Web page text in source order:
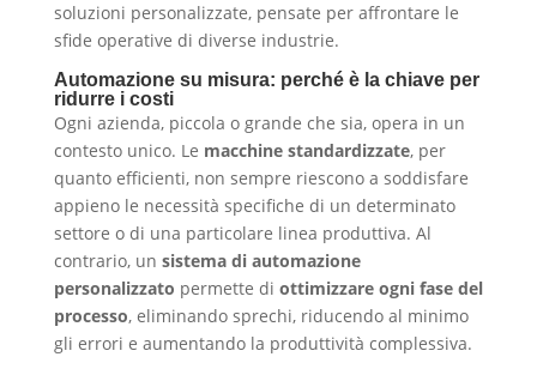
soluzioni personalizzate, pensate per affrontare le
sfide operative di diverse industrie.
Automazione su misura: perché è la chiave per
ridurre i costi
Ogni azienda, piccola o grande che sia, opera in un
contesto unico. Le macchine standardizzate, per
quanto efficienti, non sempre riescono a soddisfare
appieno le necessità specifiche di un determinato
settore o di una particolare linea produttiva. Al
contrario, un sistema di automazione
personalizzato permette di ottimizzare ogni fase del
processo, eliminando sprechi, riducendo al minimo
gli errori e aumentando la produttività complessiva.